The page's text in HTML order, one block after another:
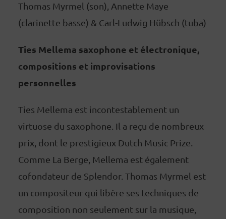
Thomas Myrmel (son), Annette Maye
(clarinette basse) & Carl-Ludwig Hübsch (tuba)
Ties Mellema saxophone et électronique,
compositions et improvisations
personnelles
Ties Mellema est incontestablement un
virtuose du saxophone. Il a reçu de nombreux
prix, dont le prestigieux Dutch Music Prize.
Comme La Berge, Mellema est également
cofondateur de Splendor. Thomas Myrmel est
un compositeur qui libère ses techniques de
composition non seulement sur la musique,